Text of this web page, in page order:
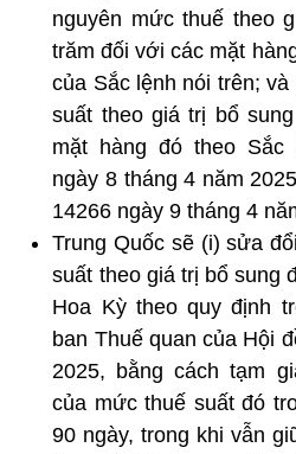
nguyên mức thuế theo
trăm đối với các mặt
của Sắc lệnh nói trên;
suất theo giá trị bổ
mặt hàng đó theo Sắc
ngày 8 tháng 4 năm
14266 ngày 9 tháng 4
Trung Quốc sẽ (i) sửa
suất theo giá trị bổ sung
Hoa Kỳ theo quy định
ban Thuế quan của Hội
2025, bằng cách tạm
của mức thuế suất đó
90 ngày, trong khi vẫn